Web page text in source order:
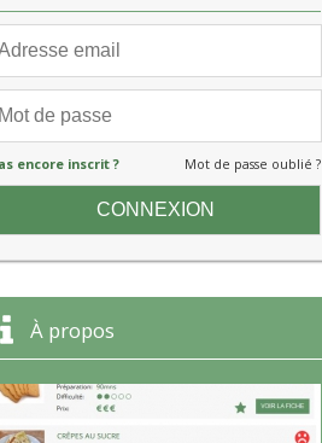
encore inscrit ? Mot de passe oublié ?
À propos